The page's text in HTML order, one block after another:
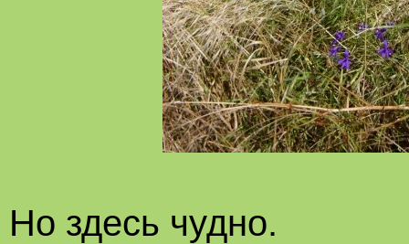
Но здесь чудно.